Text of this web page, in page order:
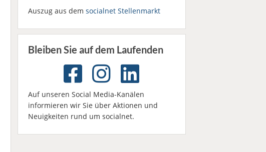
Auszug aus dem socialnet Stellenmarkt
Bleiben Sie auf dem Laufenden
Auf unseren Social Media-Kanälen
informieren wir Sie über Aktionen und
Neuigkeiten rund um socialnet.